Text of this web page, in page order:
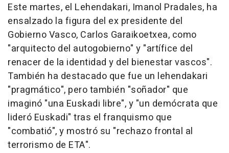
Este martes, el Lehendakari, Imanol Pradales, ha
ensalzado la figura del ex presidente del
Gobierno Vasco, Carlos Garaikoetxea, como
"arquitecto del autogobierno" y "artífice del
renacer de la identidad y del bienestar vascos".
También ha destacado que fue un lehendakari
"pragmático", pero también "soñador" que
imaginó "una Euskadi libre", y "un demócrata que
lideró Euskadi" tras el franquismo que
"combatió", y mostró su "rechazo frontal al
terrorismo de ETA".